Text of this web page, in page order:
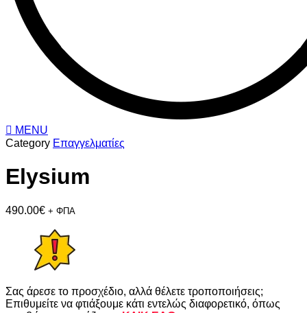
MENU
Category Επαγγελματίες
Elysium
490.00€ + ΦΠΑ
Σας άρεσε το προσχέδιο, αλλά θέλετε τροποποιήσεις;
Επιθυμείτε να φτιάξουμε κάτι εντελώς διαφορετικό, όπως